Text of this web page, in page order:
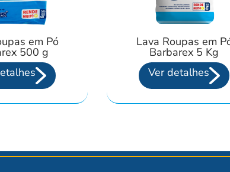
em Pó
500 g
Lava Roupas em
Barbarex 5 Kg
Ver detalhes